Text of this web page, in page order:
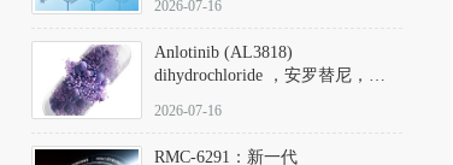
D808567) - DKM活性分子
2026-07-16
Anlotinib (AL3818)
dihydrochloride ，安罗替尼，
Hydrochloride实验方法步骤SOP
2026-07-16
RMC-6291：新一代